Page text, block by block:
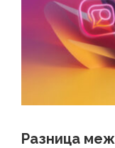
Разница